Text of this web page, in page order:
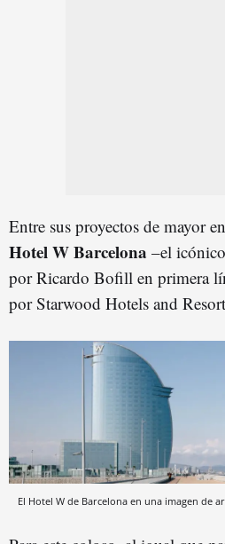
Entre sus proyectos de mayor
Hotel W Barcelona –el
por Ricardo Bofill en primera
por Starwood Hotels and
El Hotel W de Barcelona en una imagen de